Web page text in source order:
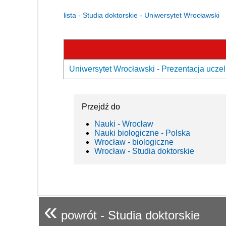
lista - Studia doktorskie - Uniwersytet Wrocławski
Uniwersytet Wrocławski - Prezentacja
Przejdź do
Nauki - Wrocław
Nauki biologiczne - Polska
Wrocław - biologiczne
Wrocław - Studia doktorskie
« powrót - Studia doktorskie